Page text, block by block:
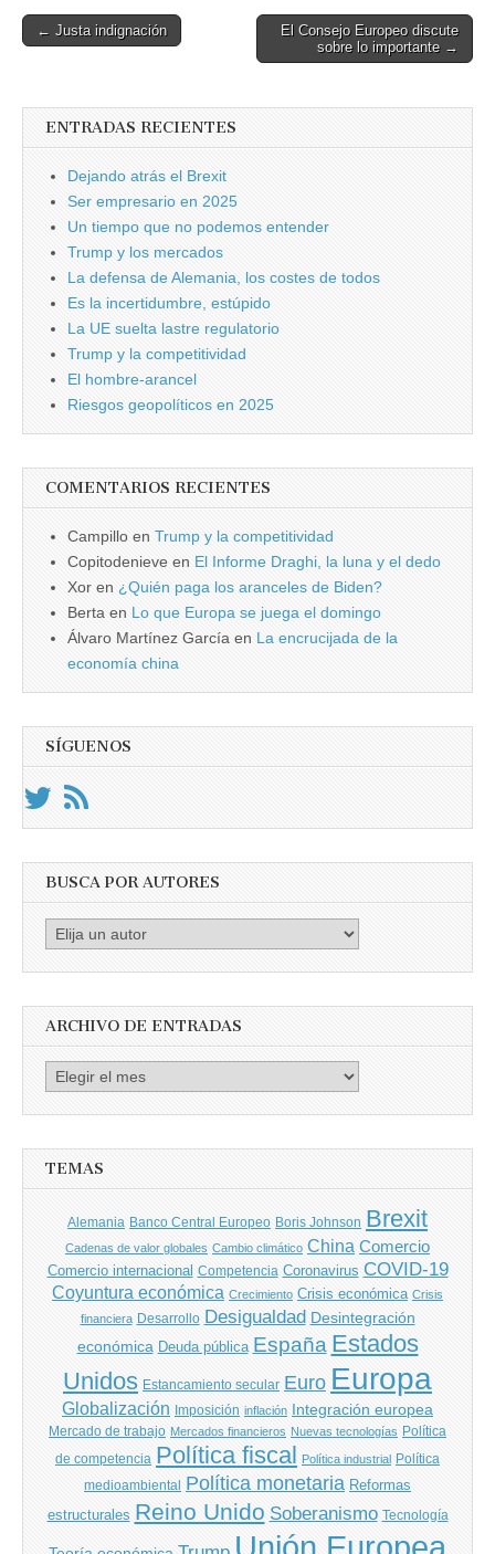
Post
← Justa indignación
El Consejo Europeo discute
sobre lo importante →
ENTRADAS RECIENTES
Dejando atrás el Brexit
Ser empresario en 2025
Un tiempo que no podemos entender
Trump y los mercados
La defensa de Alemania, los costes de todos
Es la incertidumbre, estúpido
La UE suelta lastre regulatorio
Trump y la competitividad
El hombre-arancel
Riesgos geopolíticos en 2025
COMENTARIOS RECIENTES
Campillo en Trump y la competitividad
Copitodenieve en El Informe Draghi, la luna y el dedo
Xor en ¿Quién paga los aranceles de Biden?
Berta en Lo que Europa se juega el domingo
Álvaro Martínez García en La encrucijada de la
economía china
SÍGUENOS
BUSCA POR AUTORES
Busca
ARCHIVO DE ENTRADAS
Archivo
TEMAS
Alemania Banco Central Europeo Boris Johnson Brexit
Cadenas de valor globales Cambio climático China Comercio
Comercio internacional Competencia Coronavirus COVID-19
Coyuntura económica Crecimiento Crisis económica Crisis
financiera Desarrollo Desigualdad Desintegración
económica Deuda pública España Estados
Unidos Estancamiento secular Euro Europa
Globalización Imposición inflación Integración europea
Mercado de trabajo Mercados financieros Nuevas tecnologías Política
de competencia Política fiscal Política industrial Política
medioambiental Política monetaria Reformas
estructurales Reino Unido Soberanismo Tecnología